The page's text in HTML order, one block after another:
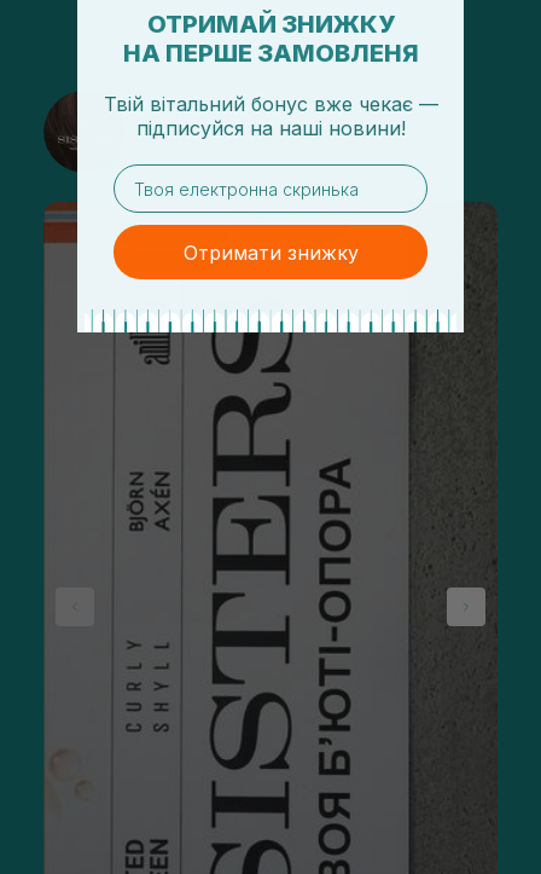
@sisters_stelmakh в Instagram
ОТРИМАЙ ЗНИЖКУ
НА ПЕРШЕ ЗАМОВЛЕНЯ
Твій вітальний бонус вже чекає —
підписуйся на наші новини!
email
Отримати знижку